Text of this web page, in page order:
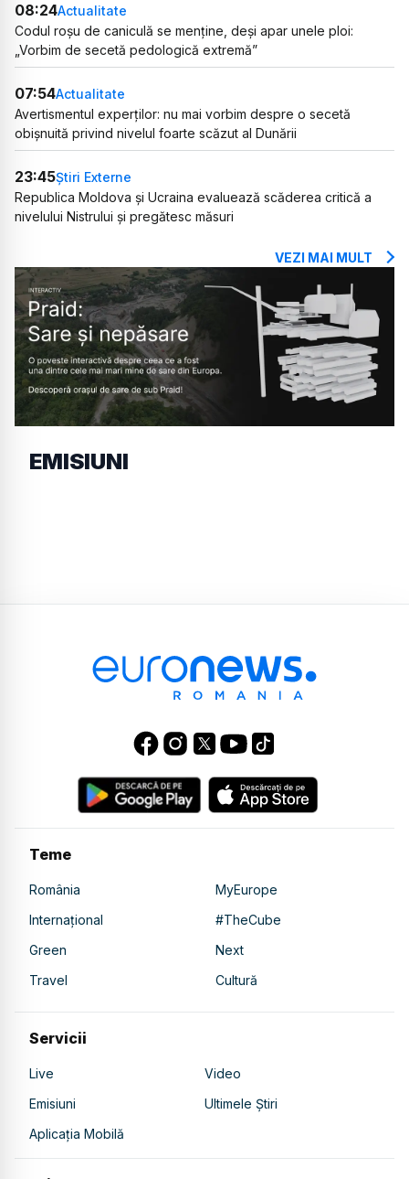
08:24Actualitate
Codul roșu de caniculă se menține, deși apar unele ploi:
„Vorbim de secetă pedologică extremă”
07:54Actualitate
Avertismentul experților: nu mai vorbim despre o secetă
obișnuită privind nivelul foarte scăzut al Dunării
23:45Știri Externe
Republica Moldova și Ucraina evaluează scăderea critică a
nivelului Nistrului și pregătesc măsuri
VEZI MAI MULT
EMISIUNI
Teme
România
MyEurope
Internațional
#TheCube
Green
Next
Travel
Cultură
Servicii
Live
Video
Emisiuni
Ultimele Știri
Aplicația Mobilă